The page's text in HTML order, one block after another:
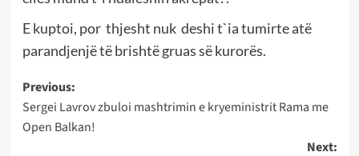
E kuptoi, por thjesht nuk deshi t`ia tumirte atë
parandjenjë të brishtë gruas së kurorës.
Post
navigation
Previous:
Sergei Lavrov zbuloi mashtrimin e kryeministrit Rama me
Open Balkan!
Next: